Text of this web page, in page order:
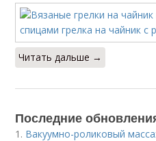
Читать дальше →
Последние
1. Вакуумно-роликовый